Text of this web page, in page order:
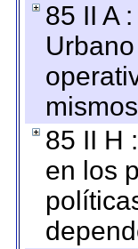
85 II A
85 II H
en los